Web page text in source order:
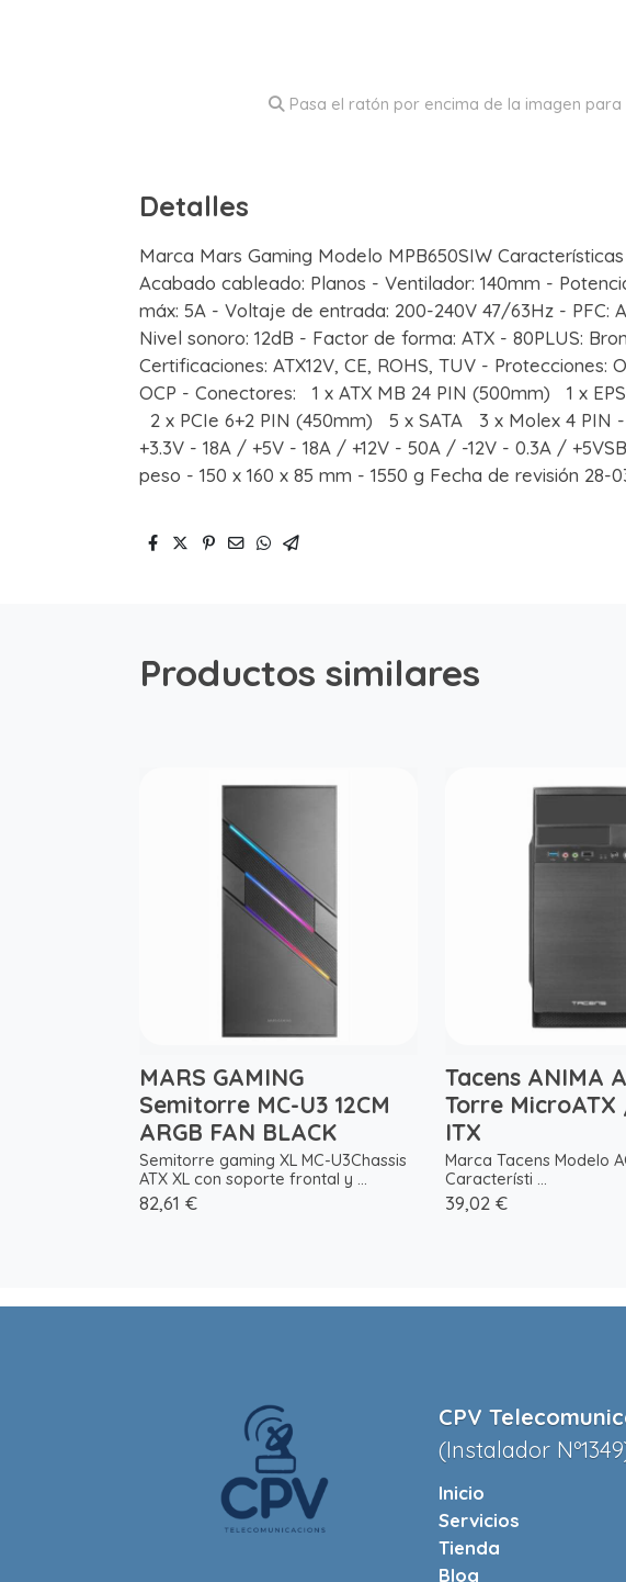
Pasa el ratón por encima de la imagen
Detalles
Marca Mars Gaming Modelo MPB650SIW
Acabado cableado: Planos - Ventilador: 140mm -
máx: 5A - Voltaje de entrada: 200-240V 47/63Hz - PFC:
Nivel sonoro: 12dB - Factor de forma: ATX - 80PLUS:
Certificaciones: ATX12V, CE, ROHS, TUV - Protecciones:
OCP - Conectores: 1 x ATX MB 24 PIN (500mm) 1 x
2 x PCIe 6+2 PIN (450mm) 5 x SATA 3 x Molex 4 PIN
+3.3V - 18A / +5V - 18A / +12V - 50A / -12V - 0.3A /
peso - 150 x 160 x 85 mm - 1550 g Fecha de revisión 28-
Productos similares
MARS GAMING
Semitorre MC-U3 12CM
ARGB FAN BLACK
Semitorre gaming XL MC-U3Chassis
ATX XL con soporte frontal y ...
82,61 €
Tacens ANIMA
Torre
ITX
Marca Tacens Modelo
Característi ...
39,02 €
CPV
(Instalador
Inicio
Servicios
Tienda
Blog